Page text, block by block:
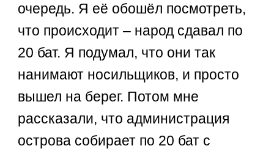
очередь. Я её обошёл посмотреть,
что происходит – народ сдавал по
20 бат. Я подумал, что они так
нанимают носильщиков, и просто
вышел на берег. Потом мне
рассказали, что администрация
острова собирает по 20 бат с